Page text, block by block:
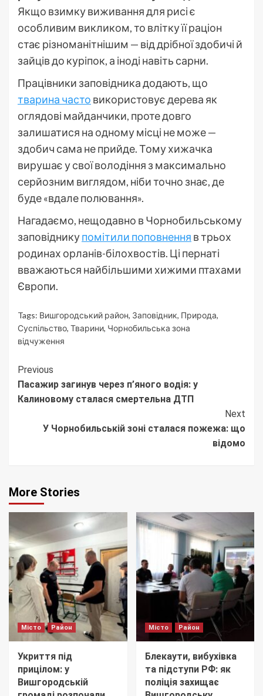
Якщо взимку виживання для рисі є
особливим викликом, то влітку її раціон
стає різноманітнішим — від дрібної здобичі й
зайців до куріпок, а іноді навіть сарни.
Працівники заповідника додають, що
тварина часто використовує дерева як
оглядові майданчики, проте довго
залишатися на одному місці не може —
здобич сама не прийде. Тому хижачка
вирушає у свої володіння з максимально
серйозним виглядом, ніби точно знає, де
буде «вдале полювання».
Нагадаємо, нещодавно в Чорнобильському
заповідникупомітили поповнення в трьох
родинах орланів-білохвостів. Ці пернаті
вважаються найбільшими хижими птахами
Європи.
Tags: Вишгородський район, Заповідник, Природа,
Суспільство, Тварини, Чорнобильська зона
відчуження
Continue
Reading
Previous
Пасажир загинув через п’яного водія: у
Калиновому сталася смертельна ДТП
Next
У Чорнобильській зоні сталася пожежа: що
відомо
More Stories
Місто Район
Укриття під
прицілом: у
Вишгородській
Місто Район
Блекаути, вибухівка
та підступи РФ: як
поліція захищає